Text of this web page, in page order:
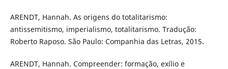
ARENDT, Hannah. As origens do totalitarismo:
antissemitismo, imperialismo, totalitarismo. Tradução:
Roberto Raposo. São Paulo: Companhia das Letras, 2015.
ARENDT, Hannah. Compreender: formação, exílio e